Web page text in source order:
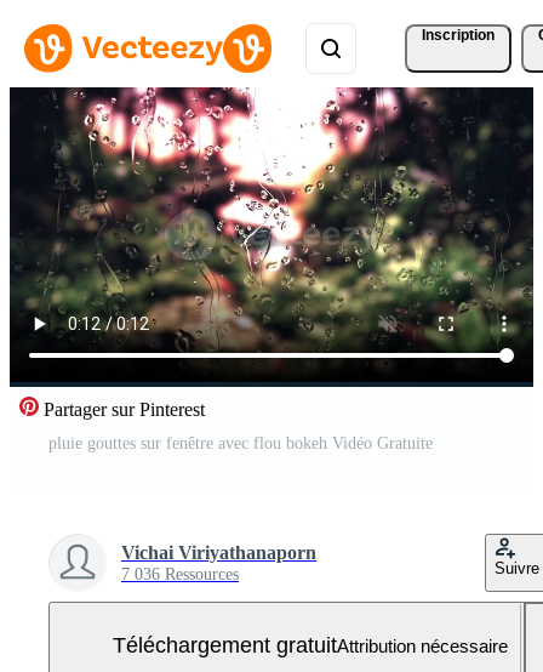
Inscription
Partager sur Pinterest
pluie gouttes sur fenêtre avec flou bokeh Vidéo Gratuite
Vichai Viriyathanaporn
7 036 Ressources Suivre
Téléchargement gratuitAttribution nécessaire